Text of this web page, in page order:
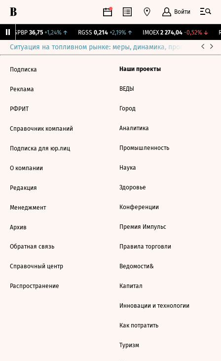
Войти
BSPBP 36,75 +1,24%↑ RGSS 0,214 +2,19%↑ IMOEX 2 274,04 -0,52%↓
Ситуация на топливном рынке: меры, динамика, прогнозы
Подписка
Реклама
РФРИТ
Справочник компаний
Подписка для юр.лиц
О компании
Редакция
Менеджмент
Архив
Обратная связь
Справочный центр
Распространение
Наши проекты
ВЕДЫ
Город
Аналитика
Промышленность
Наука
Здоровье
Конференции
Премия Импульс
Правила торговли
Ведомости&
Капитал
Инновации и технологии
Как потратить
Туризм